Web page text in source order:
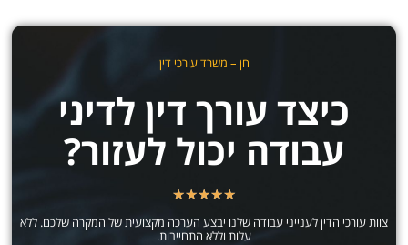
חן – משרד עורכי דין
כיצד עורך דין לדיני
עבודה יכול לעזור?
★
★
★
★
★
צוות עורכי הדין לענייני עבודה שלנו יבצע הערכה מקצועית של המקרה שלכם. ללא
עלות וללא התחייבות.